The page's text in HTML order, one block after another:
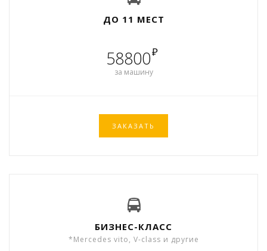
ДО 11 МЕСТ
58800₽
за машину
ЗАКАЗАТЬ
БИЗНЕС-КЛАСС
*Mercedes vito, V-class и другие